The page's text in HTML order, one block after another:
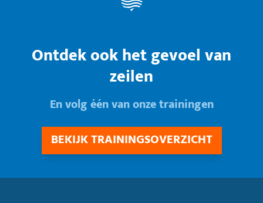
Ontdek ook het gevoel van
zeilen
En volg één van onze trainingen
BEKIJK TRAININGSOVERZICHT